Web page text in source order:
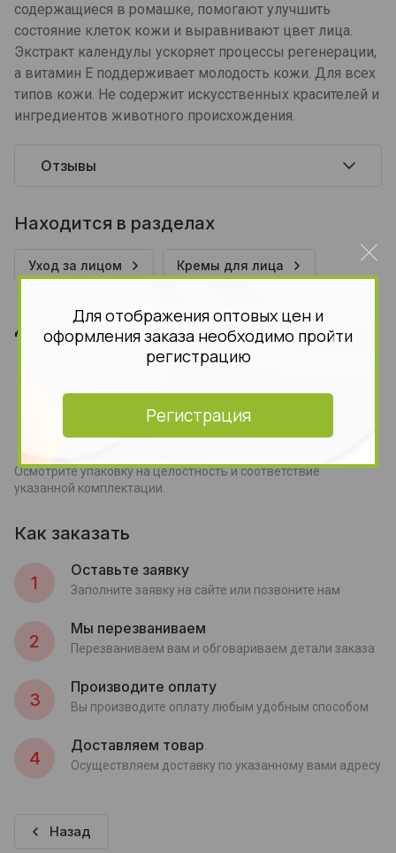
Для отображения оптовых цен и
оформления заказа необходимо пройти
регистрацию
Регистрация
содержащиеся в ромашке, помогают улучшить
состояние клеток кожи и выравнивают цвет лица.
Экстракт календулы ускоряет процессы регенерации,
а витамин Е поддерживает молодость кожи. Для всех
типов кожи. Не содержит искусственных красителей и
ингредиентов животного происхождения.
Отзывы
Находится в разделах
Уход за лицом Кремы для лица
Доставка заказов
Курьерская доставка
курьерская служба свяжется для уточнения
деталей. Специалист предложит выбрать
Осмотрите упаковку на целостность и соответствие
указанной комплектации.
Как заказать
1
Оставьте заявку
Заполните заявку на сайте или позвоните нам
2
Мы перезваниваем
Перезваниваем вам и обговариваем детали заказа
3
Производите оплату
Вы производите оплату любым удобным способом
4
Доставляем товар
Осуществляем доставку по указанному вами адресу
Назад